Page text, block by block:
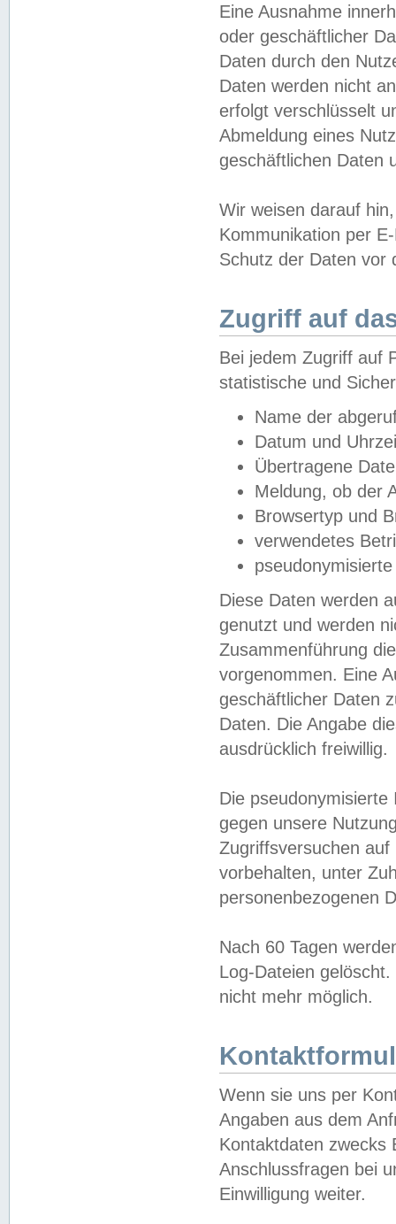
Eine Ausnahme
oder geschäftlicher
Daten durch den
Daten werden nicht
erfolgt verschlüsselt
Abmeldung eines
geschäftlichen Daten
Wir weisen darauf
Kommunikation per
Schutz der Daten vor
Zugriff auf
Bei jedem Zugriff auf
statistische und
Name der
Datum und
Übertragene
Meldung, ob der
Browsertyp und
verwendetes
Diese Daten werden
genutzt und werden
Zusammenführung
vorgenommen. Eine
geschäftlicher Daten
Daten. Die Angabe
ausdrücklich freiwillig.
Die
gegen unsere
Zugriffsversuchen
vorbehalten, unter
personenbezogenen
Nach 60 Tagen
Log-Dateien
nicht mehr möglich.
Wenn sie uns per
Angaben aus dem
Kontaktdaten zwecks
Anschlussfragen bei
Einwilligung weiter.